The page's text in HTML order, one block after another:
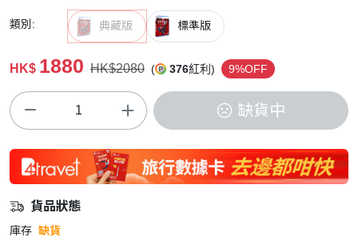
類別: 典藏版 標準版
HK$ 1880 HK$2080 ( 376紅利) 9%OFF
缺貨中
貨品狀態
庫存 缺貨